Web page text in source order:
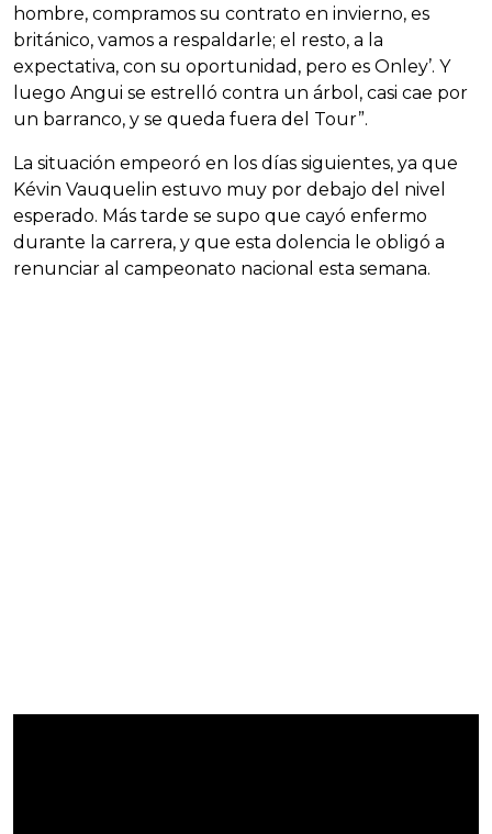
hombre, compramos su contrato en invierno, es
británico, vamos a respaldarle; el resto, a la
expectativa, con su oportunidad, pero es Onley’. Y
luego Angui se estrelló contra un árbol, casi cae por
un barranco, y se queda fuera del Tour”.
La situación empeoró en los días siguientes, ya que
Kévin Vauquelin estuvo muy por debajo del nivel
esperado. Más tarde se supo que cayó enfermo
durante la carrera, y que esta dolencia le obligó a
renunciar al campeonato nacional esta semana.